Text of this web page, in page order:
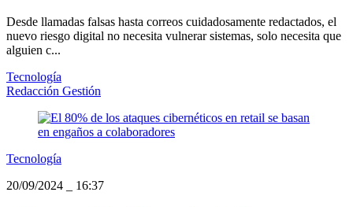
Desde llamadas falsas hasta correos cuidadosamente redactados, el
nuevo riesgo digital no necesita vulnerar sistemas, solo necesita que
alguien c...
Tecnología
Redacción Gestión
Tecnología
20/09/2024
16:37